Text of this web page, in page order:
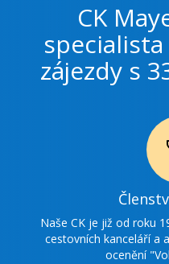
CK
zájezdy s
Naše CK je již od roku
cestovních kanceláří a
ocenění